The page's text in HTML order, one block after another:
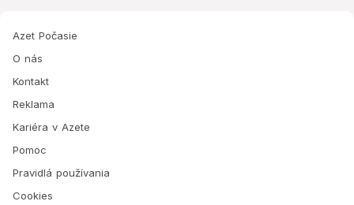
Azet Počasie
O nás
Kontakt
Reklama
Kariéra v Azete
Pomoc
Pravidlá používania
Cookies